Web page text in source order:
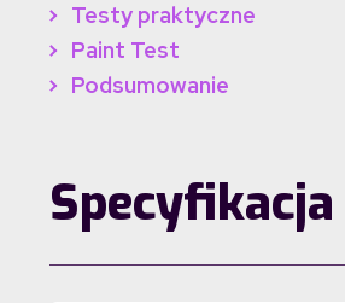
Testy praktyczne
Paint Test
Podsumowanie